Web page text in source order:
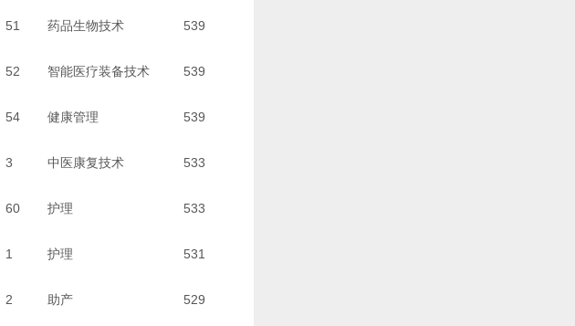
51 药品生物技术 539
52 智能医疗装备技术 539
54 健康管理 539
3 中医康复技术 533
60 护理 533
1 护理 531
2 助产 529